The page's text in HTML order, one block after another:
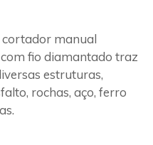
cortador manual
fio diamantado traz
estruturas,
rochas, aço, ferro